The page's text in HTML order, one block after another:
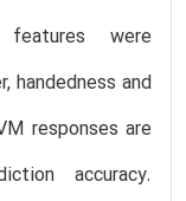
were
handedness and
responses are
accuracy.